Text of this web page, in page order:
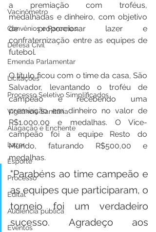
Vacinômetro
Convênios e Parcerias
Defesa Civil
Emenda Parlamentar
Licitações
Processo Seletivo Simplificados
Vigilância Sanitária
Alagação e Enchente
Lazer
Esporte
Processo
Edital
Audiência pública
Eventos
a premiação com troféus,
medalhadas e dinheiro, com objetivo
de proporcionar lazer e
confraternização entre as equipes de
futebol.
O título ficou com o time da casa, São
Salvador, levantando o troféu de
campeão e recebendo uma
premiação em dinheiro no valor de
R$1.000,00 e medalhas. O Vice-
campeão foi a equipe Resto do
Mundo, faturando R$500,00 e
medalhas.
"Parabéns ao time campeão e
as equipes que participaram, o
torneio foi um verdadeiro
sucesso. Agradeço aos